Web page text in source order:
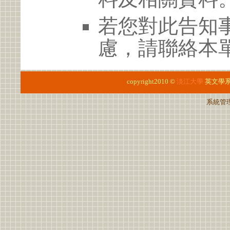
若您對此告知
慮，請聯絡本
copyright2010 © 淡江大學 英文學
系統管